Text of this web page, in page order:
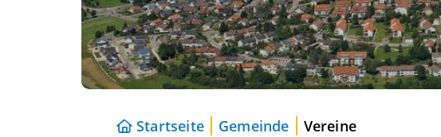
Startseite Gemeinde Vereine